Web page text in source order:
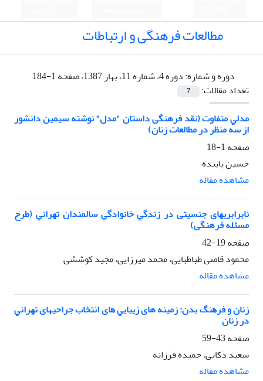
مطالعات فرهنگی و ارتباطات
دوره و شماره:دوره 4، شماره 11، بهار 1387، صفحه 1-184
تعداد مقالات:
7
ﻣﺪﻟﻲ ﻣﺘﻔﺎوت (نقد فرهنگی داستان "مدل" نوشته سیمین دانشور
از سه منظر در مطالعات زنان)
صفحه1-18
حسین پاینده
مشاهده مقاله
ﻧﺎﺑﺮاﺑﺮﻳﻬﺎی جنسیتی در زﻧﺪﮔﻲ ﺧﺎﻧﻮادﮔﻲ ﺳﺎﻟﻤﻨﺪان ﺗﻬﺮاﻧﻲ (طرح
مسئله فرهنگی)
صفحه19-42
محمود قاضی طباطبایی، محمد میرزایی، مجید کوششی
مشاهده مقاله
زﻧﺎن و ﻓﺮﻫﻨﮓ ﺑﺪن: زمینه های زﻳﺒﺎﻳﻲ ﻫﺎی اﻧﺘﺨﺎب جراحیهای ﺗﻬﺮاﻧﻲ
در زﻧﺎن
صفحه43-59
سعید ذکایی، حمیده فرزانه
مشاهده مقاله